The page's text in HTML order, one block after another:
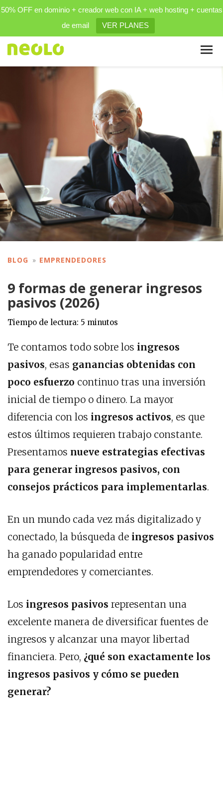
50% OFF en dominio + creador web con IA + web hosting + cuentas
de email
VER PLANES
BLOG EMPRENDEDORES
9 formas de generar ingresos
pasivos (2026)
Tiempo de lectura: 5 minutos
Te contamos todo sobre los ingresos
pasivos, esas ganancias obtenidas con
poco esfuerzo continuo tras una inversión
inicial de tiempo o dinero. La mayor
diferencia con los ingresos activos, es que
estos últimos requieren trabajo constante.
Presentamos nueve estrategias efectivas
para generar ingresos pasivos, con
consejos prácticos para implementarlas.
En un mundo cada vez más digitalizado y
conectado, la búsqueda de ingresos pasivos
ha ganado popularidad entre
emprendedores y comerciantes.
Los ingresos pasivos representan una
excelente manera de diversificar fuentes de
ingresos y alcanzar una mayor libertad
financiera. Pero, ¿qué son exactamente los
ingresos pasivos y cómo se pueden
generar?